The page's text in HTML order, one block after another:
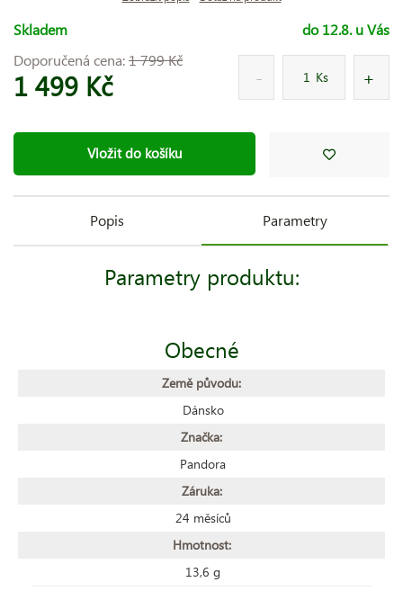
Skladem
do 12.8. u Vás
Doporučená cena:1 799 Kč
1 499 Kč Ks
Vložit do košíku
Popis Parametry
Parametry produktu:
Obecné
Země původu:
Dánsko
Značka:
Pandora
Záruka:
24 měsíců
Hmotnost:
13,6 g